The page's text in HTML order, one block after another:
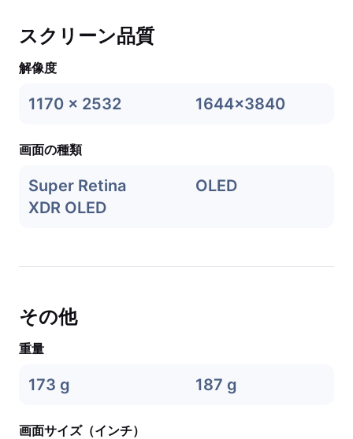
スクリーン品質
解像度
1170 x 2532 1644x3840
画面の種類
Super Retina
XDR OLED
OLED
その他
重量
173 g 187 g
画面サイズ（インチ）